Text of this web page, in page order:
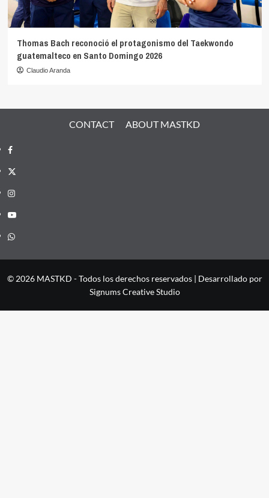
Thomas Bach reconoció el protagonismo del Taekwondo
guatemalteco en Santo Domingo 2026
Claudio Aranda
CONTACT ABOUT MASTKD
Facebook
X
Instagram
YouTube
Whatsapp